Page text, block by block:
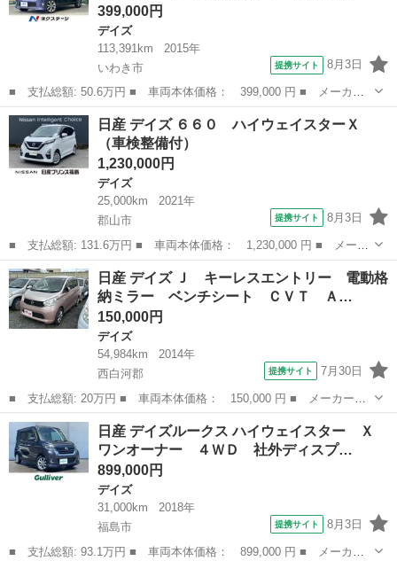
399,000円
デイズ
113,391km
2015年
いわき市
提携サイト 8月3日
■ 支払総額: 50.6万円 ■ 車両本体価格： 399,000 円 ■ メーカー
名： 日産 ■ 車種名： デイズルークス ■ グレード名： ハイウ
ェイスター Ｘ Ｇパッケージ 両側電動ドア 純正ＳＤナビ 全周
囲カメラ 禁...
福島 いわき市 デイズ
日産 デイズ ６６０ ハイウェイスターＸ
（車検整備付）
1,230,000円
デイズ
25,000km
2021年
郡山市
提携サイト 8月3日
■ 支払総額: 131.6万円 ■ 車両本体価格： 1,230,000 円 ■ メーカ
ー名： 日産 ■ 車種名： デイズ ■ グレード名： ６６０ ハイ
ウェイスターＸ ■ 排気量： 660cc ■ ドア枚数： 5D ■ ミ...
福島 郡山市 デイズ
日産 デイズ Ｊ キーレスエントリー 電動格
納ミラー ベンチシート ＣＶＴ Ａ…
150,000円
デイズ
54,984km
2014年
西白河郡
提携サイト 7月30日
■ 支払総額: 20万円 ■ 車両本体価格： 150,000 円 ■ メーカー
名： 日産 ■ 車種名： デイズ ■ グレード名： Ｊ キーレスエ
ントリー 電動格納ミラー ベンチシート ＣＶＴ ＡＢＳ ＣＤ
ミュージックプレ...
福島 西白河郡 デイズ
日産 デイズルークス ハイウェイスター Ｘ
ワンオーナー ４ＷＤ 社外ディスプ…
899,000円
デイズ
31,000km
2018年
福島市
提携サイト 8月3日
■ 支払総額: 93.1万円 ■ 車両本体価格： 899,000 円 ■ メーカー